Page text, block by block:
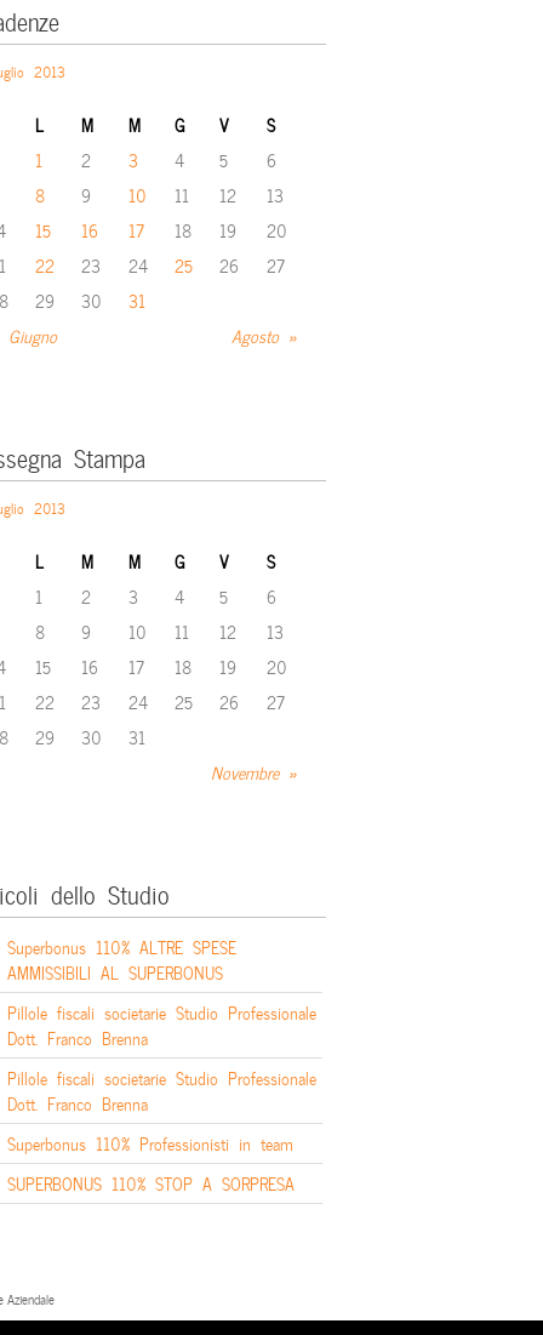
2013
L M M G V S
Agosto »
1 2 3 4 5
6
8 9 10 11 12
13
15 16 17 18 19
20
22 23 24 25 26
27
29 30 31
Stampa
2013
L M M G V S
Novembre »
1 2 3 4 5
6
8 9 10 11 12
13
15 16 17 18 19
20
22 23 24 25 26
27
29 30 31
dello Studio
Superbonus 110% ALTRE SPESE
AMMISSIBILI AL SUPERBONUS
Pillole fiscali societarie Studio Professionale
Dott. Franco Brenna
Pillole fiscali societarie Studio Professionale
Dott. Franco Brenna
Superbonus 110% Professionisti in team
SUPERBONUS 110% STOP A SORPRESA
Aziendale